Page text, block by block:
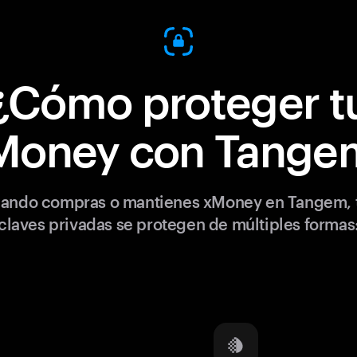
proteger
con
compras o mantienes xMoney en Tangem,
privadas se protegen de múltiples